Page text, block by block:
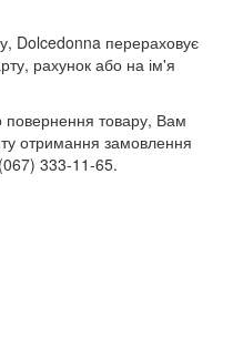
Dolcedonna перераховує
рахунок або на ім'я
товару, Вам
отримання замовлення
333-11-65.